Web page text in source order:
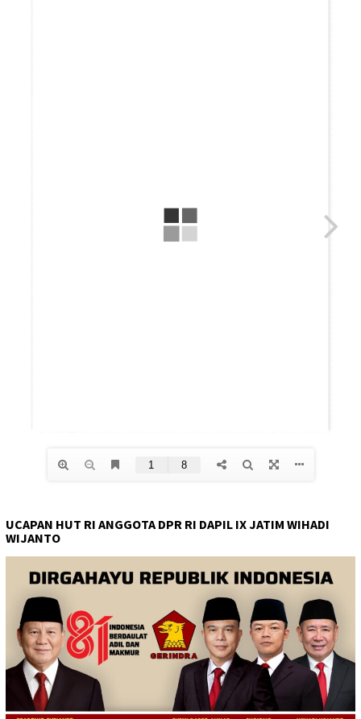
UCAPAN HUT RI ANGGOTA DPR RI DAPIL IX JATIM WIHADI
WIJANTO